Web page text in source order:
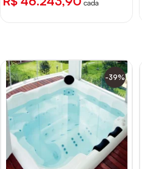
cada
-39%